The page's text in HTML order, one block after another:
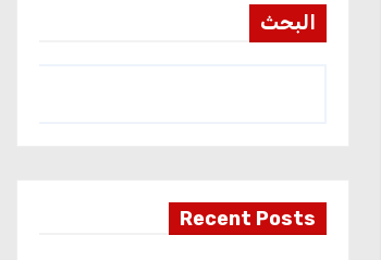
البحث
Recent Posts